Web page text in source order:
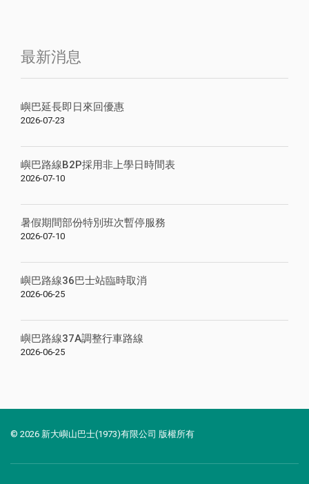
最新消息
嶼巴延長即日來回優惠
2026-07-23
嶼巴路線B2P採用非上學日時間表
2026-07-10
暑假期間部份特別班次暫停服務
2026-07-10
嶼巴路線36巴士站臨時取消
2026-06-25
嶼巴路線37A調整行車路線
2026-06-25
© 2026 新大嶼山巴士(1973)有限公司 版權所有